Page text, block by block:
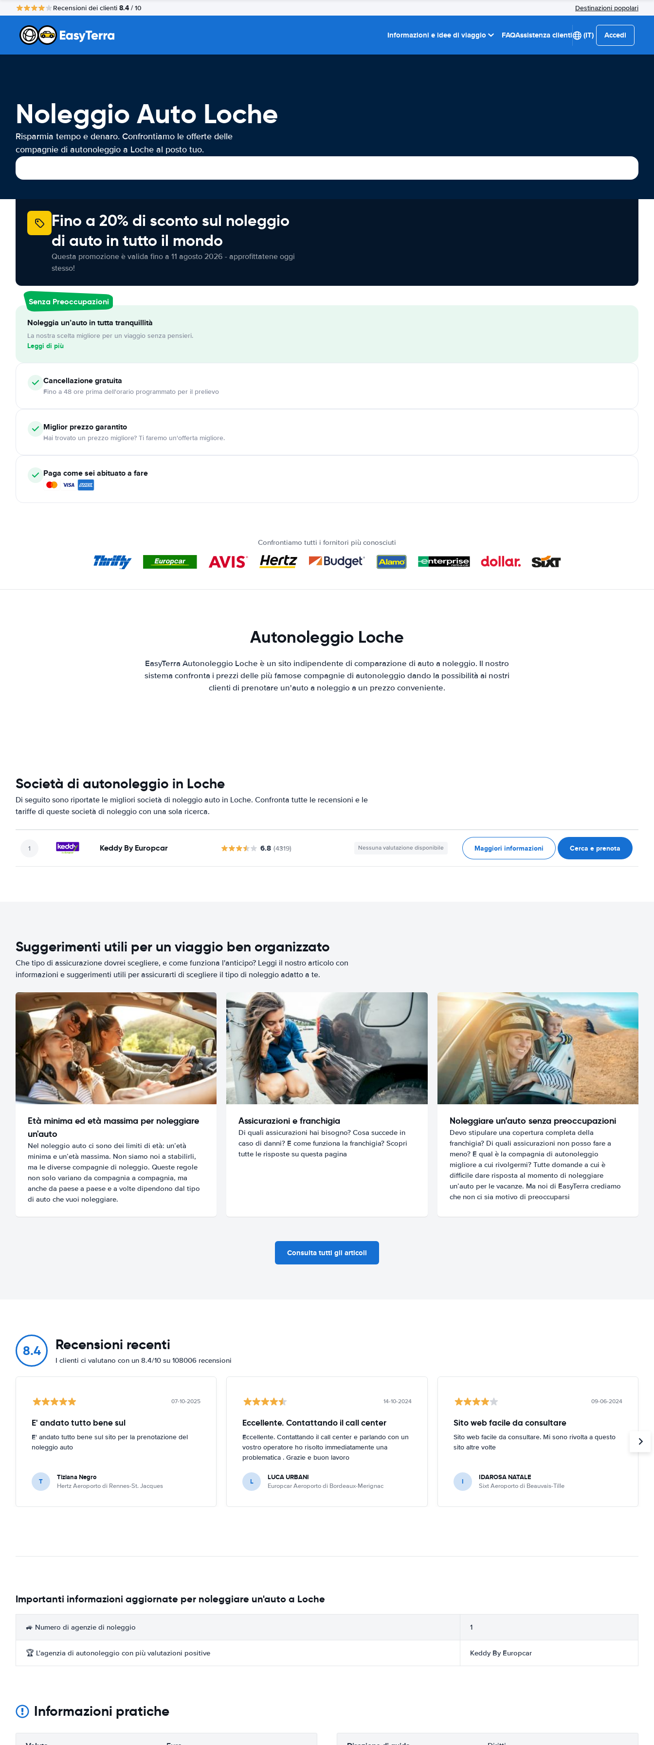
Recensioni dei clienti 8.4 / 10 Destinazioni popolari
Informazioni e idee di viaggio FAQAssistenza clienti (IT) Accedi
Noleggio Auto Loche
Risparmia tempo e denaro. Confrontiamo le offerte delle
compagnie di autonoleggio a Loche al posto tuo.
Fino a 20% di sconto sul noleggio
di auto in tutto il mondo
Questa promozione è valida fino a 11 agosto 2026 - approfittatene oggi
stesso!
Senza Preoccupazioni
Noleggia un’auto in tutta tranquillità
La nostra scelta migliore per un viaggio senza pensieri.
Leggi di più
Cancellazionegratuita
Fino a 48 ore prima dell'orario programmato per il prelievo
Miglior prezzo garantito
Hai trovato un prezzo migliore? Ti faremo un'offerta migliore.
Paga come sei abituato a fare
Confrontiamo tutti i fornitori più conosciuti
Autonoleggio Loche
EasyTerra Autonoleggio Loche è un sito indipendente di comparazione di auto a noleggio. Il nostro
sistema confronta i prezzi delle più famose compagnie di autonoleggio dando la possibilità ai nostri
clienti di prenotare un'auto a noleggio a un prezzo conveniente.
Società di autonoleggio in Loche
Di seguito sono riportate le migliori società di noleggio auto in Loche. Confronta tutte le recensioni e le
tariffe di queste società di noleggio con una sola ricerca.
Keddy By Europcar 6.8 (4319) Nessuna valutazione disponibile Maggiori informazioni Cerca e prenota
Suggerimenti utili per un viaggio ben organizzato
Che tipo di assicurazione dovrei scegliere, e come funziona l'anticipo? Leggi il nostro articolo con
informazioni e suggerimenti utili per assicurarti di scegliere il tipo di noleggio adatto a te.
Età minima ed età massima per noleggiare
un'auto
Nel noleggio auto ci sono dei limiti di età: un’età
minima e un’età massima. Non siamo noi a stabilirli,
ma le diverse compagnie di noleggio. Queste regole
non solo variano da compagnia a compagnia, ma
anche da paese a paese e a volte dipendono dal tipo
di auto che vuoi noleggiare.
Assicurazioni e franchigia
Di quali assicurazioni hai bisogno? Cosa succede in
caso di danni? E come funziona la franchigia? Scopri
tutte le risposte su questa pagina
Noleggiare un’auto senza preoccupazioni
Devo stipulare una copertura completa della
franchigia? Di quali assicurazioni non posso fare a
meno? E qual è la compagnia di autonoleggio
migliore a cui rivolgermi? Tutte domande a cui è
difficile dare risposta al momento di noleggiare
un’auto per le vacanze. Ma noi di EasyTerra crediamo
che non ci sia motivo di preoccuparsi
Consulta tutti gli articoli
8.4 Recensioni recenti
I clienti ci valutano con un 8.4/10 su 108006 recensioni
07-10-2025
E' andato tutto bene sul
E' andato tutto bene sul sito per la prenotazione del
noleggio auto
T Tiziana Negro
Hertz Aeroporto di Rennes-St. Jacques
14-10-2024
Eccellente. Contattando il call center
Eccellente. Contattando il call center e parlando con un
vostro operatore ho risolto immediatamente una
problematica . Grazie e buon lavoro
L LUCA URBANI
Europcar Aeroporto di Bordeaux-Merignac
09-06-2024
Sito web facile da consultare
Sito web facile da consultare. Mi sono rivolta a questo
sito altre volte
I IDAROSA NATALE
Sixt Aeroporto di Beauvais-Tille
Importanti informazioni aggiornate per noleggiare un'auto a Loche
🚙 Numero di agenzie di noleggio 1
🏆 L'agenzia di autonoleggio con più valutazioni positive Keddy By Europcar
Informazioni pratiche